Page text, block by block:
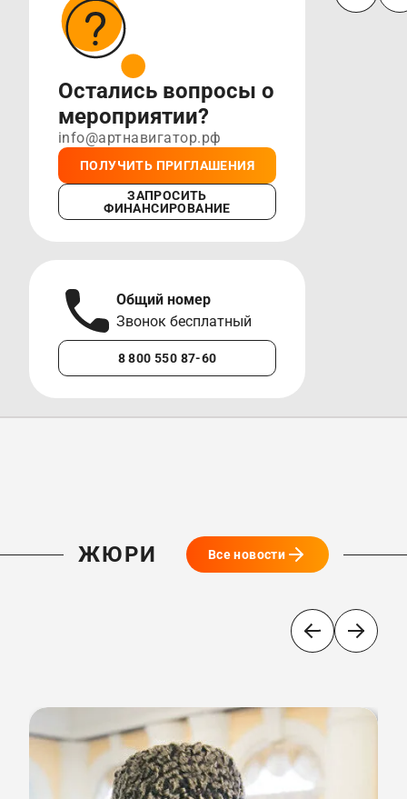
Остались вопросы о
мероприятии?
info@артнавигатор.рф
ПОЛУЧИТЬ ПРИГЛАШЕНИЯ
ЗАПРОСИТЬ
ФИНАНСИРОВАНИЕ
Общий номер
Звонок бесплатный
8 800 550 87-60
ЖЮРИ Все новости